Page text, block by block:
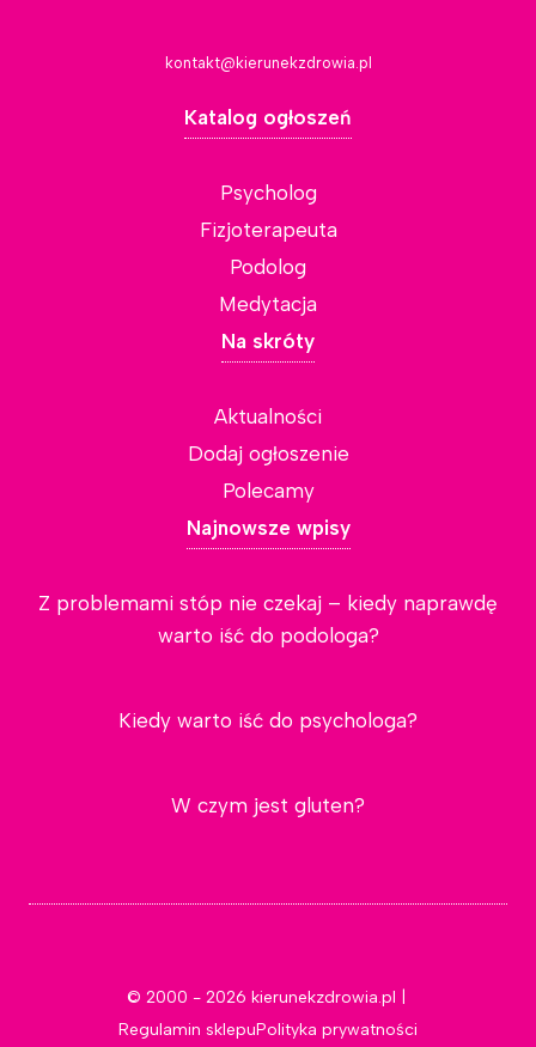
kontakt@kierunekzdrowia.pl
Katalog ogłoszeń
Psycholog
Fizjoterapeuta
Podolog
Medytacja
Na skróty
Aktualności
Dodaj ogłoszenie
Polecamy
Najnowsze wpisy
Z problemami stóp nie czekaj – kiedy naprawdę
warto iść do podologa?
Kiedy warto iść do psychologa?
W czym jest gluten?
© 2000 - 2026 kierunekzdrowia.pl |
Regulamin sklepuPolityka prywatności